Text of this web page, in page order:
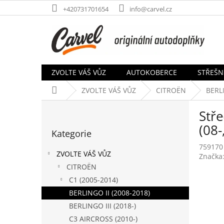
na
+420731701654 info@carvel.cz
ZVOLTE VÁŠ VŮZ AUTOKOBERCE
Domů ZVOLTE VÁŠ VŮZ CITROËN
kategorie
Kategorie
ZVOLTE VÁŠ VŮZ
CITROËN
C1 (2005-2014)
BERLINGO II (2008-2018)
BERLINGO III (2018-)
C3 AIRCROSS (2010-)
759170
Značka: